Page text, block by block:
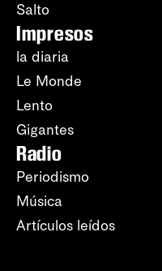
Salto
Impresos
la diaria
Le Monde
Lento
Gigantes
Radio
Periodismo
Música
Artículos leídos